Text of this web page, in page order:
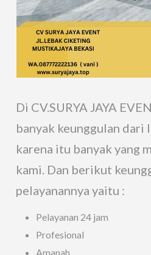
Di CV.SURYA JAYA
banyak keunggulan dari
karena itu banyak yang
kami. Dan berikut
pelayanannya yaitu :
Pelayanan 24 jam
Profesional
Amanah